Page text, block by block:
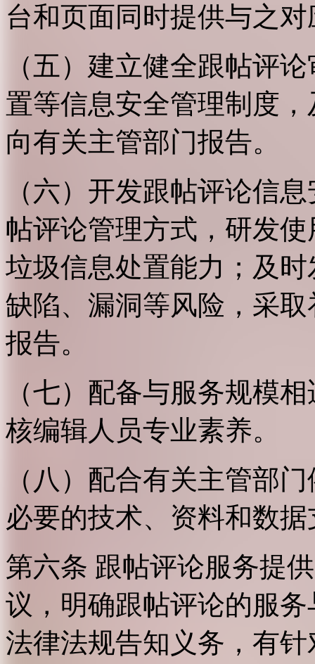
台和页面同时提供与之
（五）建立健全跟帖评
置等信息安全管理制度
向有关主管部门报告。
（六）开发跟帖评论信
帖评论管理方式，研发
垃圾信息处置能力；及
缺陷、漏洞等风险，采
报告。
（七）配备与服务规模
核编辑人员专业素养。
（八）配合有关主管部
必要的技术、资料和数
第六条 跟帖评论服务提
议，明确跟帖评论的服
法律法规告知义务，有